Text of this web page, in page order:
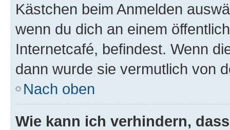
Kästchen beim Anmelden
wenn du dich an einem
Internetcafé, befindest. Wenn
dann wurde sie vermutlich von
Nach oben
Wie kann ich verhindern,